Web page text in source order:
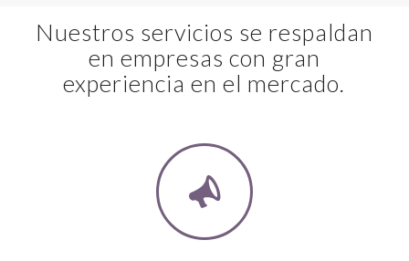
Nuestros servicios se respaldan
en empresas con gran
experiencia en el mercado.